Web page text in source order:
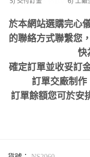
於本網站選購完心
的聯絡方式聯繫您
快
確定訂單並收妥訂
訂單交廠制作
訂單餘額您可於安